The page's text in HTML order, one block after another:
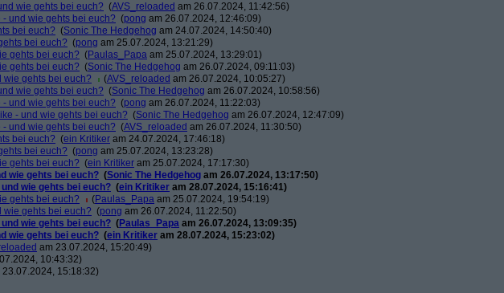
wie gehts bei euch? (AVS_reloaded am 26.07.2024, 11:42:56)
- und wie gehts bei euch? (pong am 26.07.2024, 12:46:09)
bei euch? (Sonic The Hedgehog am 24.07.2024, 14:50:40)
bei euch? (pong am 25.07.2024, 13:21:29)
gehts bei euch? (Paulas_Papa am 25.07.2024, 13:29:01)
gehts bei euch? (Sonic The Hedgehog am 26.07.2024, 09:11:03)
wie gehts bei euch?
(AVS_reloaded am 26.07.2024, 10:05:27)
wie gehts bei euch? (Sonic The Hedgehog am 26.07.2024, 10:58:56)
- und wie gehts bei euch? (pong am 26.07.2024, 11:22:03)
- und wie gehts bei euch? (Sonic The Hedgehog am 26.07.2024, 12:47:09)
- und wie gehts bei euch? (AVS_reloaded am 26.07.2024, 11:30:50)
bei euch? (ein Kritiker am 24.07.2024, 17:46:18)
bei euch? (pong am 25.07.2024, 13:23:28)
gehts bei euch? (ein Kritiker am 25.07.2024, 17:17:30)
wie gehts bei euch? (Sonic The Hedgehog am 26.07.2024, 13:17:50)
wie gehts bei euch? (ein Kritiker am 28.07.2024, 15:16:41)
gehts bei euch?
(Paulas_Papa am 25.07.2024, 19:54:19)
wie gehts bei euch? (pong am 26.07.2024, 11:22:50)
wie gehts bei euch? (Paulas_Papa am 26.07.2024, 13:09:35)
wie gehts bei euch? (ein Kritiker am 28.07.2024, 15:23:02)
am 23.07.2024, 15:20:49)
10:43:32)
23.07.2024, 15:18:32)